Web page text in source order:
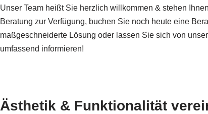
Unser Team heißt Sie herzlich willkommen & stehen
Beratung zur Verfügung, buchen Sie noch heute eine
maßgeschneiderte Lösung oder lassen Sie sich von
umfassend informieren!
Ästhetik & Funktionalität